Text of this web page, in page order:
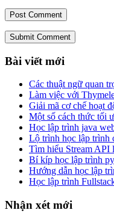
Submit Comment
Bài viết mới
Các thuật ngữ quan
Làm việc với
Giải mã cơ chế hoạt
Một số cách thức tối
Học lập trình java
Lộ trình học lập trình
Tìm hiểu Stream API
Bí kíp học lập trình
Hướng dẫn học lập
Học lập trình
Nhận xét mới